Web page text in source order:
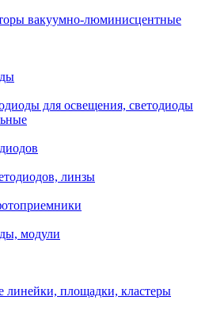
вакуумно-люминисцентные
для освещения, светодиоды
линзы
модули
линейки, площадки, кластеры